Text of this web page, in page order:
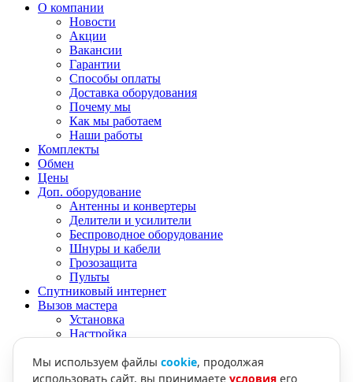
О компании
Новости
Акции
Вакансии
Гарантии
Способы оплаты
Доставка оборудования
Почему мы
Как мы работаем
Наши работы
Комплекты
Обмен
Цены
Доп. оборудование
Антенны и конвертеры
Делители и усилители
Беспроводное оборудование
Шнуры и кабели
Грозозащита
Пульты
Спутниковый интернет
Вызов мастера
Установка
Настройка
Цифровое ТВ
Антенны
Мы используем файлы cookie, продолжая
использовать сайт, вы принимаете условия его